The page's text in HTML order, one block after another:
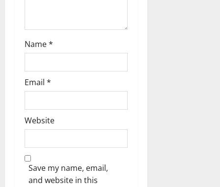
Name*
Email *
Website
Save my name, email,
and website in this